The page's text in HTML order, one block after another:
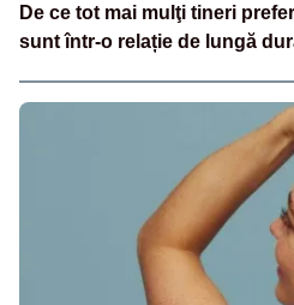
De ce tot mai mulţi tineri
sunt într-o relație de lungă